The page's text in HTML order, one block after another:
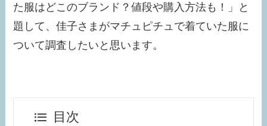
た服はどこのブランド？値段や購入方法も！」と
題して、佳子さまがマチュピチュで着ていた服に
ついて調査したいと思います。
目次